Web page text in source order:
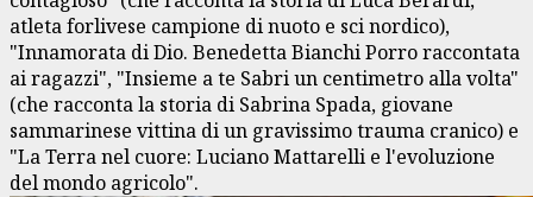
atleta forlivese campione di nuoto e sci nordico),
"Innamorata di Dio. Benedetta Bianchi Porro raccontata
ai ragazzi", "Insieme a te Sabri un centimetro alla volta"
(che racconta la storia di Sabrina Spada, giovane
sammarinese vittina di un gravissimo trauma cranico) e
"La Terra nel cuore: Luciano Mattarelli e l'evoluzione
del mondo agricolo".